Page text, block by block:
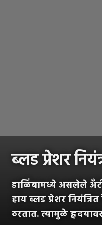
ब्लड प्रेशर
डाळिंबामध्ये असलेले
हाय ब्लड प्रेशर
ठरतात. त्यामुळे